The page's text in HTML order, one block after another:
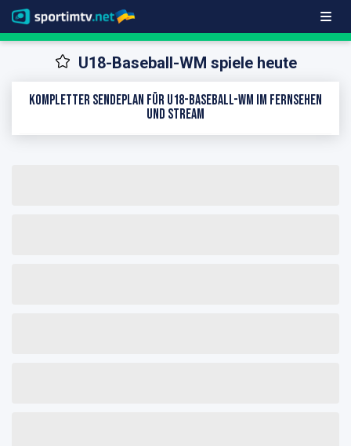
U18-Baseball-WM spiele heute
Kompletter Sendeplan für U18-Baseball-WM im Fernsehen
und Stream